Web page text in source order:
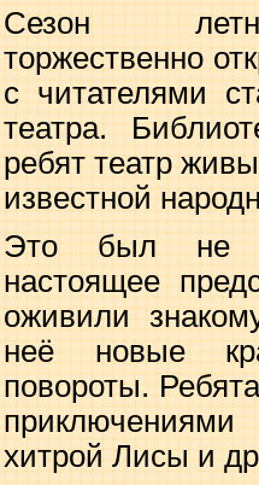
Сезон
торжественно
с читателями
театра.
ребят театр
известной
Это был не
настоящее
оживили
неё новые
повороты.
приключениями
хитрой Лисы и